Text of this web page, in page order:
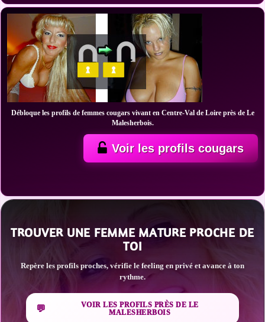
Débloque les profils de femmes cougars vivant en Centre-Val de Loire près de Le
Malesherbois.
Voir les profils cougars
TROUVER UNE FEMME MATURE PROCHE DE
TOI
Repère les profils proches, vérifie le feeling en privé et avance à ton
rythme.
VOIR LES PROFILS PRÈS DE LE
MALESHERBOIS